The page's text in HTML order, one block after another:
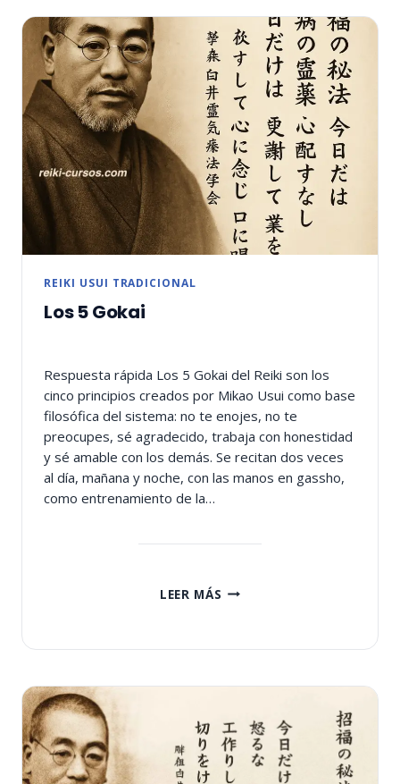
REIKI USUI TRADICIONAL
Los 5 Gokai
Respuesta rápida Los 5 Gokai del Reiki son los
cinco principios creados por Mikao Usui como base
filosófica del sistema: no te enojes, no te
preocupes, sé agradecido, trabaja con honestidad
y sé amable con los demás. Se recitan dos veces
al día, mañana y noche, con las manos en gassho,
como entrenamiento de la…
LEER MÁS LOS